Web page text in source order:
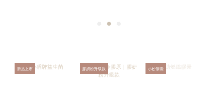
新品上市 膠妍粉升級款 小粉膠囊